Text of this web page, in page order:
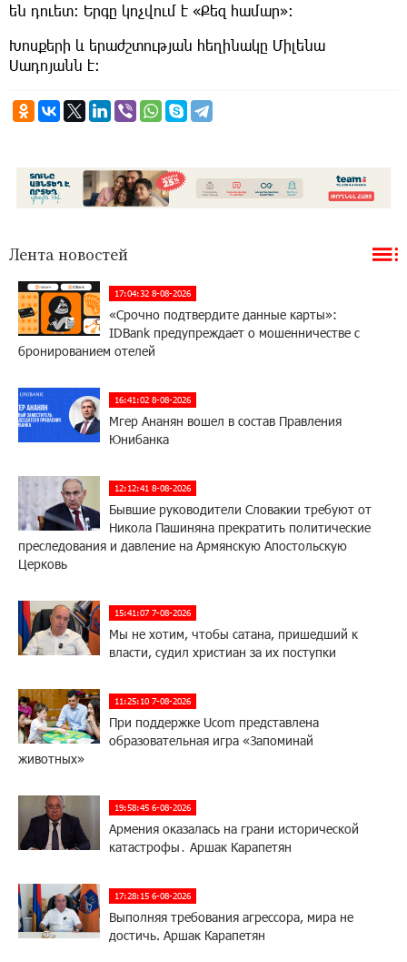
են դուետ։ Երգը կոչվում է «Քեզ համար»։
Խոսքերի և երաժշտության հեղինակը Միլենա
Սադոյանն է։
Лента новостей
17:04:32 8-08-2026
«Срочно подтвердите данные карты»:
IDBank предупреждает о мошенничестве с
бронированием отелей
16:41:02 8-08-2026
Мгер Ананян вошел в состав Правления
Юнибанка
12:12:41 8-08-2026
Бывшие руководители Словакии требуют от
Никола Пашиняна прекратить политические
преследования и давление на Армянскую Апостольскую
Церковь
15:41:07 7-08-2026
Мы не хотим, чтобы сатана, пришедший к
власти, судил христиан за их поступки
11:25:10 7-08-2026
При поддержке Ucom представлена
образовательная игра «Запоминай
животных»
19:58:45 6-08-2026
Армения оказалась на грани исторической
катастрофы․ Аршак Карапетян
17:28:15 6-08-2026
Выполняя требования агрессора, мира не
достичь. Аршак Карапетян